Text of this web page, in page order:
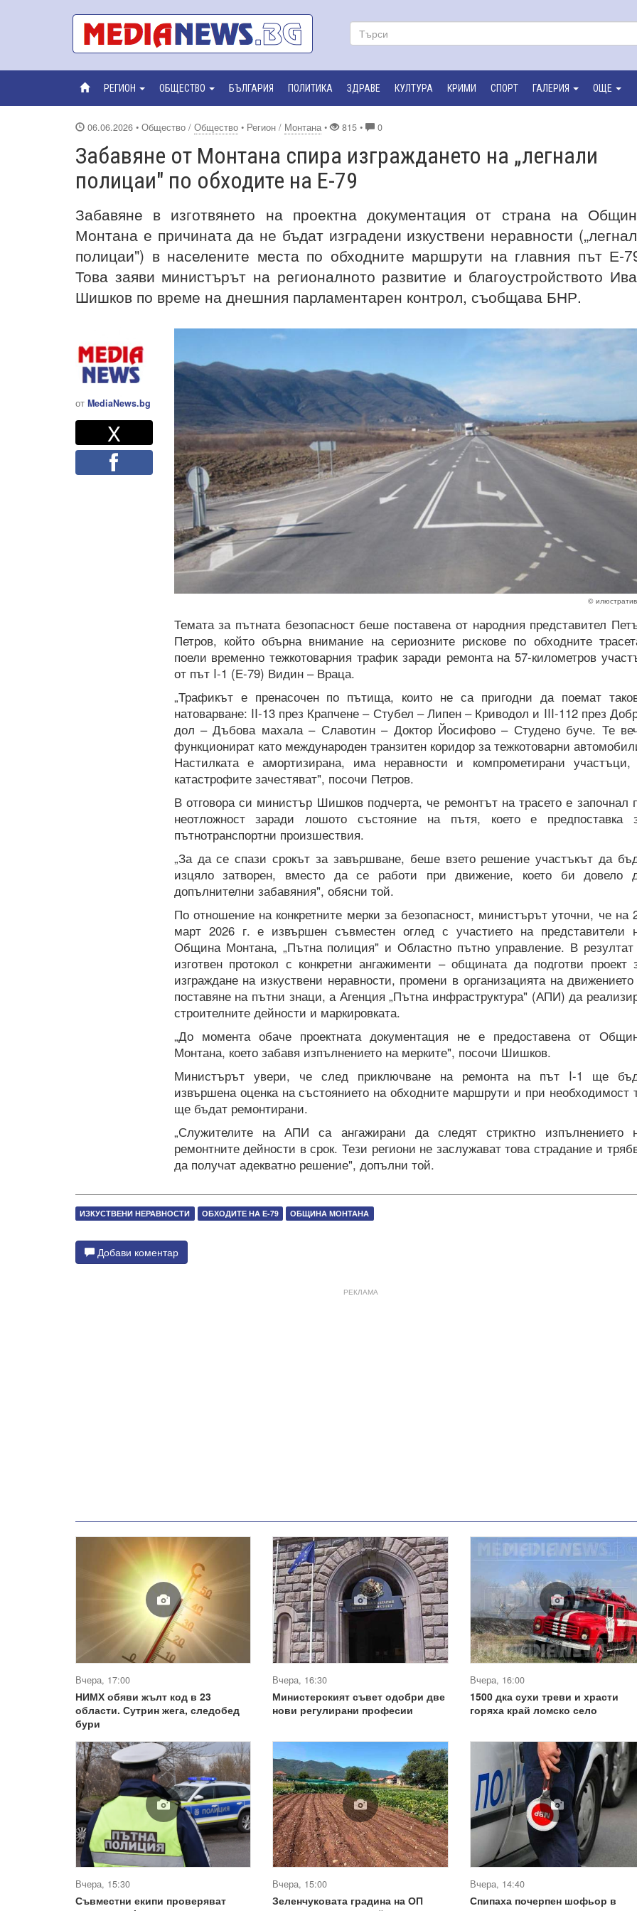
РЕГИОН ОБЩЕСТВО БЪЛГАРИЯ ПОЛИТИКА ЗДРАВЕ КУЛТУРА КРИМИ СПОРТ ГАЛЕРИЯ ОЩЕ
06.06.2026 • Общество / Общество • Регион / Монтана • 815 • 0
Забавяне от Монтана спира изграждането на „легнали
полицаи" по обходите на Е-79
Забавяне в изготвянето на проектна документация от страна на
Монтана е причината да не бъдат изградени изкуствени неравности
полицаи") в населените места по обходните маршрути на главния път Е-
Това заяви министърът на регионалното развитие и благоустройството
Шишков по време на днешния парламентарен контрол, съобщава БНР.
от MediaNews.bg
Споделете
XTwitter
Facebook
©
Темата за пътната безопасност беше поставена от народния представител
Петров, който обърна внимание на сериозните рискове по обходните
поели временно тежкотоварния трафик заради ремонта на 57-километров
от път I-1 (Е-79) Видин – Враца.
„Трафикът е пренасочен по пътища, които не са пригодни да поемат
натоварване: II-13 през Крапчене – Стубел – Липен – Криводол и III-112 през
дол – Дъбова махала – Славотин – Доктор Йосифово – Студено буче. Те
функционират като международен транзитен коридор за тежкотоварни
Настилката е амортизирана, има неравности и компрометирани
катастрофите зачестяват", посочи Петров.
В отговора си министър Шишков подчерта, че ремонтът на трасето е започнал
неотложност заради лошото състояние на пътя, което е предпоставка
пътнотранспортни произшествия.
„За да се спази срокът за завършване, беше взето решение участъкът да
изцяло затворен, вместо да се работи при движение, което би довело
допълнителни забавяния", обясни той.
По отношение на конкретните мерки за безопасност, министърът уточни, че на
март 2026 г. е извършен съвместен оглед с участието на представители
Община Монтана, „Пътна полиция" и Областно пътно управление. В
изготвен протокол с конкретни ангажименти – общината да подготви проект
изграждане на изкуствени неравности, промени в организацията на
поставяне на пътни знаци, а Агенция „Пътна инфраструктура" (АПИ) да
строителните дейности и маркировката.
„До момента обаче проектната документация не е предоставена от
Монтана, което забавя изпълнението на мерките", посочи Шишков.
Министърът увери, че след приключване на ремонта на път I-1 ще
извършена оценка на състоянието на обходните маршрути и при необходимост
ще бъдат ремонтирани.
„Служителите на АПИ са ангажирани да следят стриктно изпълнението
ремонтните дейности в срок. Тези региони не заслужават това страдание и
да получат адекватно решение", допълни той.
ИЗКУСТВЕНИ НЕРАВНОСТИ ОБХОДИТЕ НА Е-79 ОБЩИНА МОНТАНА
Добави коментар
РЕКЛАМА
Вчера, 17:00
НИМХ обяви жълт код в 23
области. Сутрин жега, следобед
бури
Вчера, 16:30
Министерският съвет одобри две
нови регулирани професии
Вчера, 16:00
1500 дка сухи треви и храсти
горяха край ломско село
Вчера, 15:30
Съвместни екипи проверяват
Вчера, 15:00
Зеленчуковата градина на ОП
Вчера, 14:40
Спипаха почерпен шофьор в